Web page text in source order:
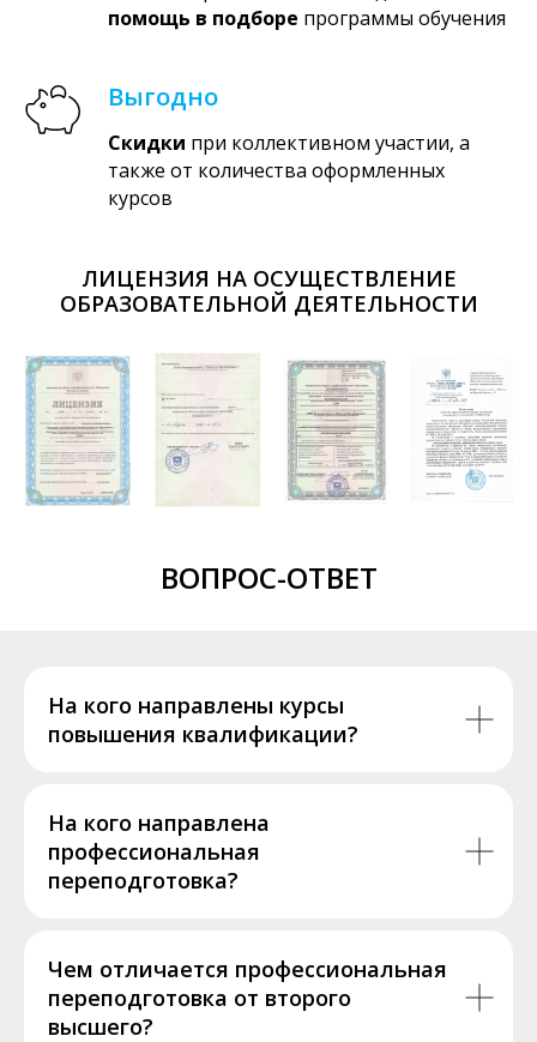
помощь в подборе программы обучения
Выгодно
Скидки при коллективном участии, а
также от количества оформленных
курсов
ЛИЦЕНЗИЯ НА ОСУЩЕСТВЛЕНИЕ
ОБРАЗОВАТЕЛЬНОЙ ДЕЯТЕЛЬНОСТИ
ВОПРОС-ОТВЕТ
На кого направлены курсы
повышения квалификации?
На кого направлена
профессиональная
переподготовка?
Чем отличается профессиональная
переподготовка от второго
высшего?